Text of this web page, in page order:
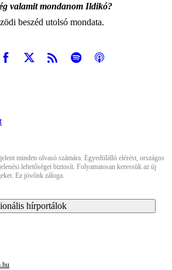
valamit mondanom Ildikó?
beszéd utolsó mondata.
minden olvasó számára. Egyedülálló elérést, országos
lehetőséget biztosít. Folyamatosan keressük az új
Ez jövőnk záloga.
hírportálok